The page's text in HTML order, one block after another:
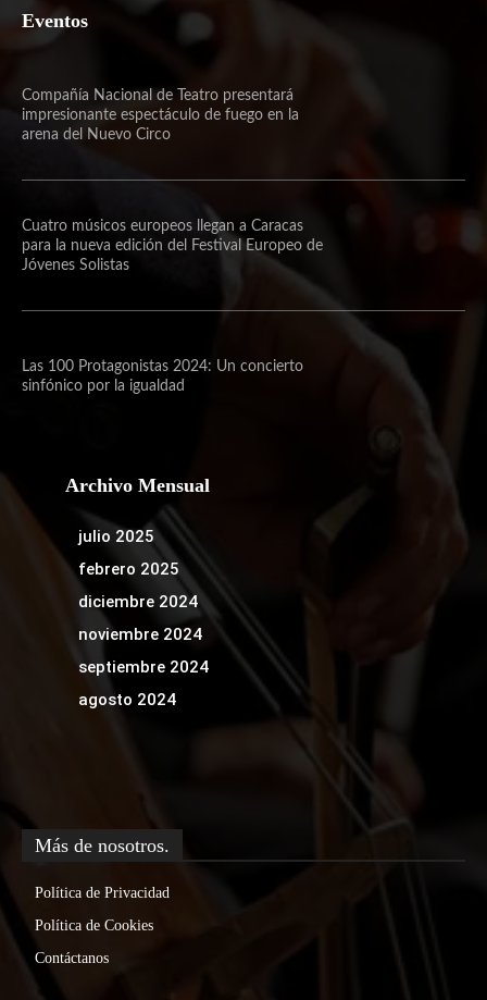
Eventos
Compañía Nacional de Teatro presentará
impresionante espectáculo de fuego en la
arena del Nuevo Circo
Cuatro músicos europeos llegan a Caracas
para la nueva edición del Festival Europeo de
Jóvenes Solistas
Las 100 Protagonistas 2024: Un concierto
sinfónico por la igualdad
Archivo Mensual
julio 2025
febrero 2025
diciembre 2024
noviembre 2024
septiembre 2024
agosto 2024
Más de nosotros.
Política de Privacidad
Política de Cookies
Contáctanos